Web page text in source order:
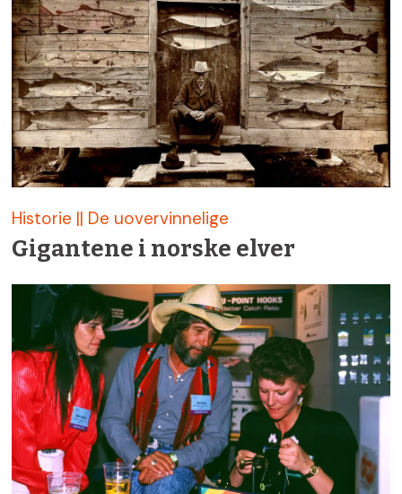
Historie || De uovervinnelige
Gigantene i norske elver